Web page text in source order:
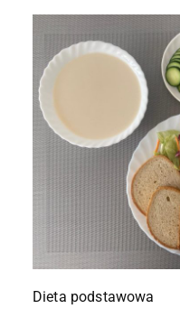
Dieta podstawowa